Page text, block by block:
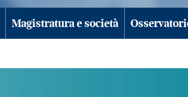
Magistratura e società